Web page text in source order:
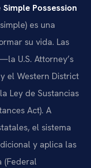
Simple Possession
es una
su vida. Las
U.S. Attorney’s
el Western District
Ley de Sustancias
Act). A
el sistema
y aplica las
(Federal